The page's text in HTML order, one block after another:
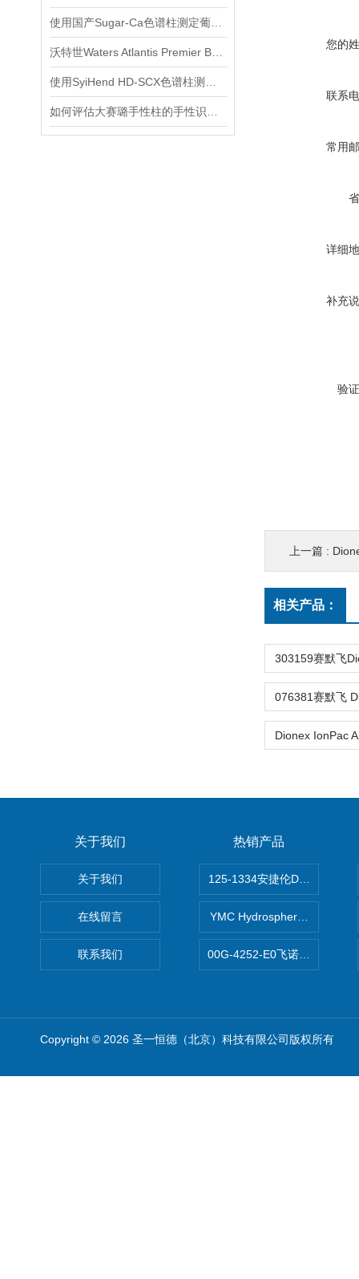
您的
联系
常用
详细
补充
验
上一篇 :
相关产品：
关于我们
关于我们
在线留言
联系我们
热销产品
125-1334安捷伦DB-624色谱
YMC Hydrosphere C18亲水
00G-4252-E0飞诺美Luna
Copyright © 2026 圣一恒德（北京）科技有限公司版权所有